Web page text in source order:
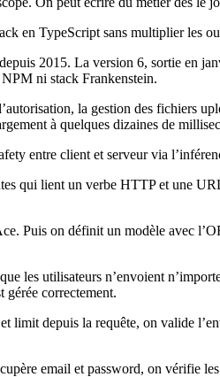
en TypeScript sans multiplier les
2015. La version 6, sortie en
ni stack Frankenstein.
la gestion des fichiers
à quelques dizaines de
entre client et serveur via
qui lient un verbe HTTP et une
Puis on définit un modèle avec
les utilisateurs n’envoient
gérée correctement.
limit depuis la requête, on valide
email et password, on vérifie